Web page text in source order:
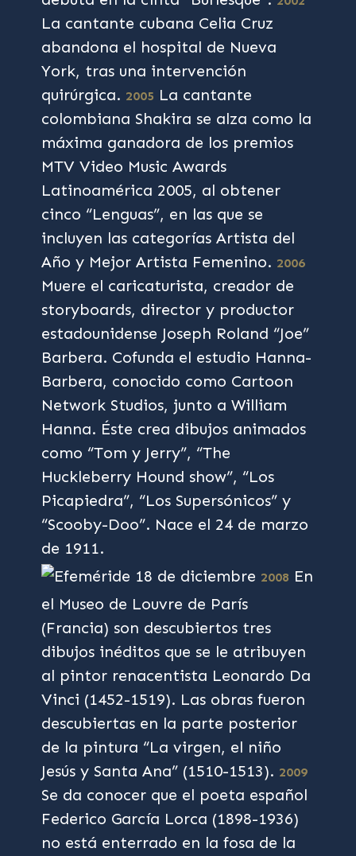
La cantante cubana Celia Cruz
abandona el hospital de Nueva
York, tras una intervención
quirúrgica. 2005 La cantante
colombiana Shakira se alza como la
máxima ganadora de los premios
MTV Video Music Awards
Latinoamérica 2005, al obtener
cinco “Lenguas”, en las que se
incluyen las categorías Artista del
Año y Mejor Artista Femenino. 2006
Muere el caricaturista, creador de
storyboards, director y productor
estadounidense Joseph Roland “Joe”
Barbera. Cofunda el estudio Hanna-
Barbera, conocido como Cartoon
Network Studios, junto a William
Hanna. Éste crea dibujos animados
como “Tom y Jerry”, “The
Huckleberry Hound show”, “Los
Picapiedra”, “Los Supersónicos” y
“Scooby-Doo”. Nace el 24 de marzo
de 1911.
2008 En
el Museo de Louvre de París
(Francia) son descubiertos tres
dibujos inéditos que se le atribuyen
al pintor renacentista Leonardo Da
Vinci (1452-1519). Las obras fueron
descubiertas en la parte posterior
de la pintura “La virgen, el niño
Jesús y Santa Ana” (1510-1513). 2009
Se da conocer que el poeta español
Federico García Lorca (1898-1936)
no está enterrado en la fosa de la